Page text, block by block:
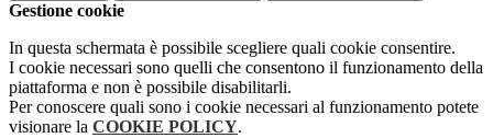
Gestione cookie
In questa schermata è possibile scegliere quali cookie consentire.
I cookie necessari sono quelli che consentono il funzionamento della
piattaforma e non è possibile disabilitarli.
Per conoscere quali sono i cookie necessari al funzionamento potete
visionare la COOKIE POLICY.